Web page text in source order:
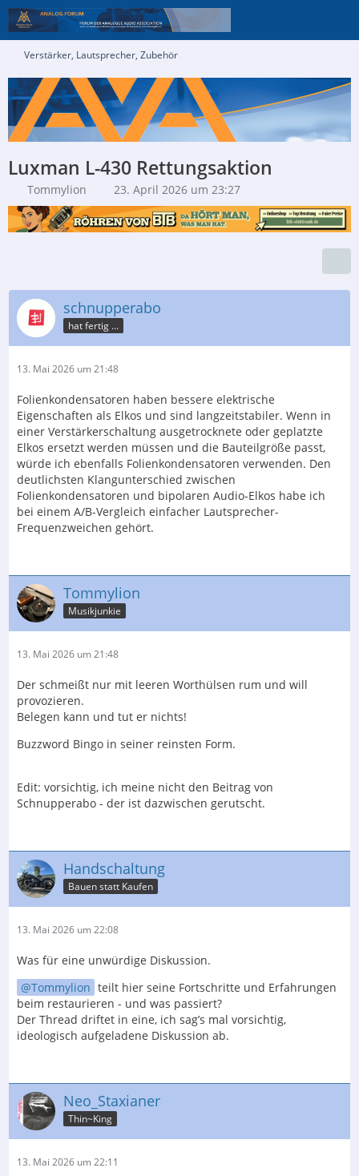
Verstärker, Lautsprecher, Zubehör
Luxman L-430 Rettungsaktion
Tommylion 23. April 2026 um 23:27
schnupperabo
hat fertig ...
13. Mai 2026 um 21:48
Folienkondensatoren haben bessere elektrische
Eigenschaften als Elkos und sind langzeitstabiler. Wenn in
einer Verstärkerschaltung ausgetrocknete oder geplatzte
Elkos ersetzt werden müssen und die Bauteilgröße passt,
würde ich ebenfalls Folienkondensatoren verwenden. Den
deutlichsten Klangunterschied zwischen
Folienkondensatoren und bipolaren Audio-Elkos habe ich
bei einem A/B-Vergleich einfacher Lautsprecher-
Frequenzweichen gehört.
Tommylion
Musikjunkie
13. Mai 2026 um 21:48
Der schmeißt nur mit leeren Worthülsen rum und will
provozieren.
Belegen kann und tut er nichts!
Buzzword Bingo in seiner reinsten Form.
Edit: vorsichtig, ich meine nicht den Beitrag von
Schnupperabo - der ist dazwischen gerutscht.
Handschaltung
Bauen statt Kaufen
13. Mai 2026 um 22:08
Was für eine unwürdige Diskussion.
Tommylion teilt hier seine Fortschritte und Erfahrungen
beim restaurieren - und was passiert?
Der Thread driftet in eine, ich sag’s mal vorsichtig,
ideologisch aufgeladene Diskussion ab.
Neo_Staxianer
Thin~King
13. Mai 2026 um 22:11